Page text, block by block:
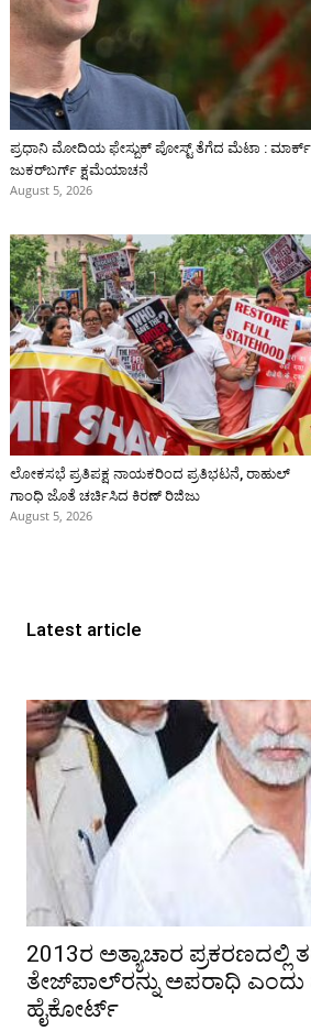
ಪ್ರಧಾನಿ ಮೋದಿಯ ಫೇಸ್ಬುಕ್‌ ಪೋಸ್ಟ್‌ ತೆಗೆದ ಮೆಟಾ : ಮಾರ್ಕ್
ಜುಕರ್‌ಬರ್ಗ್ ಕ್ಷಮೆಯಾಚನೆ
August 5, 2026
ಲೋಕಸಭೆ ಪ್ರತಿಪಕ್ಷ ನಾಯಕರಿಂದ ಪ್ರತಿಭಟನೆ, ರಾಹುಲ್‌
ಗಾಂಧಿ ಜೊತೆ ಚರ್ಚಿಸಿದ ಕಿರಣ್‌ ರಿಜಿಜು
August 5, 2026
Latest article
2013ರ ಅತ್ಯಾಚಾರ ಪ್ರಕರಣದಲ್ಲಿ
ತೇಜ್‌ಪಾಲ್‌ರನ್ನು ಅಪರಾಧಿ
ಹೈಕೋರ್ಟ್